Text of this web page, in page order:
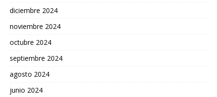
diciembre 2024
noviembre 2024
octubre 2024
septiembre 2024
agosto 2024
junio 2024